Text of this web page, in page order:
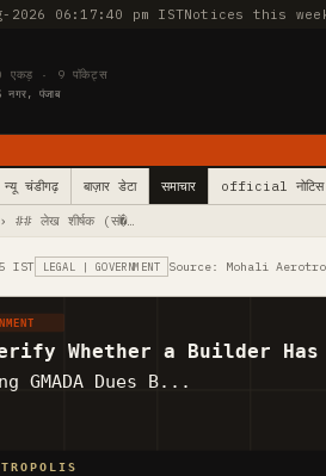
2026 06:17:41 pm ISTNotices this
एकड़ · 9 पॉकेट्स
नगर, पंजाब
न्यू चंडीगढ़ बाज़ार डेटा समाचार official नोटिस
› ## लेख शीर्षक (सं�…
IST LEGAL | GOVERNMENT Source: Mohali
Whether a Builder Has
GMADA Dues B...